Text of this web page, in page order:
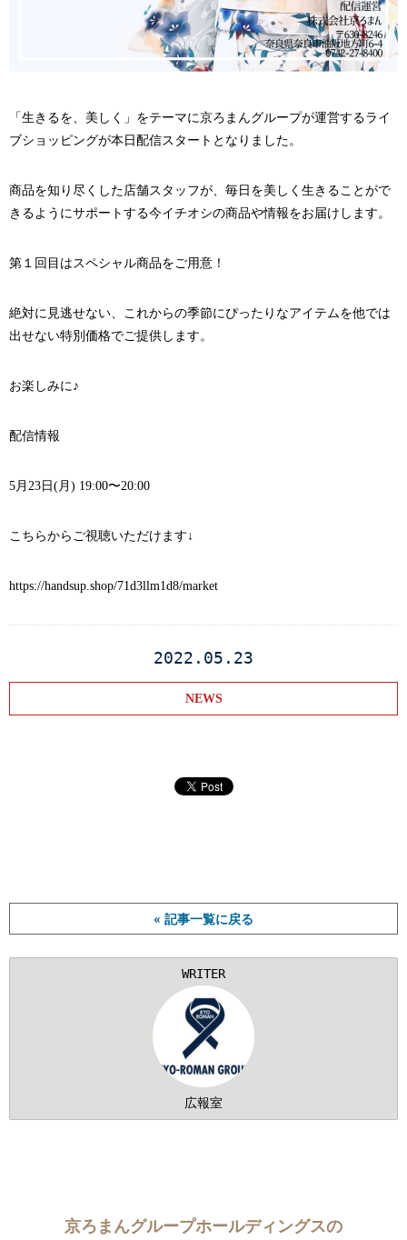
「生きるを、美しく」をテーマに京ろまんグループが運営するライ
ブショッピングが本日配信スタートとなりました。
商品を知り尽くした店舗スタッフが、毎日を美しく生きることがで
きるようにサポートする今イチオシの商品や情報をお届けします。
第１回目はスペシャル商品をご用意！
絶対に見逃せない、これからの季節にぴったりなアイテムを他では
出せない特別価格でご提供します。
​お楽しみに♪
配信情報
5月23日(月) 19:00〜20:00
こちらからご視聴いただけます↓
https://handsup.shop/71d3llm1d8/market
2022.05.23
NEWS
« 記事一覧に戻る
WRITER
広報室
京ろまんグループホールディングスの